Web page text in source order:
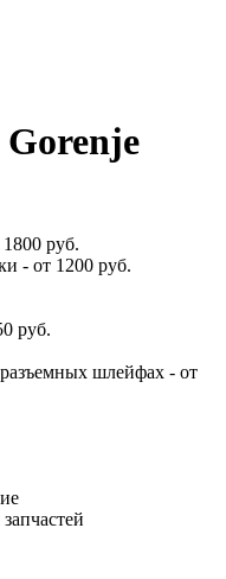
1800 руб.
- от 1200 руб.
руб.
шлейфах - от